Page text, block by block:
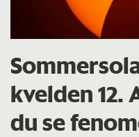
kvelden 12.
du se